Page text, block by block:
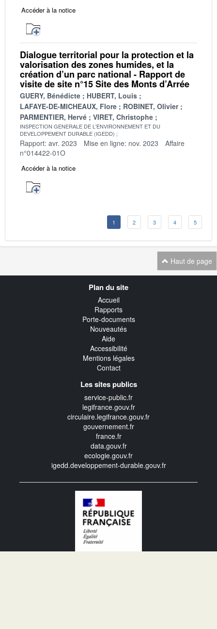
Accéder à la notice
Dialogue territorial pour la protection et la
valorisation des zones humides, et la
création d’un parc national - Rapport de
visite de site n°15 Site des Monts d’Arrée
GUERY, Bénédicte
HUBERT, Louis
LAFAYE-DE-MICHEAUX, Flore
ROBINET, Olivier
PARMENTIER, Hervé
VIRET, Christophe
INSPECTION GENERALE DE L'ENVIRONNEMENT ET DU
DEVELOPPEMENT DURABLE (IGEDD)
Rapport: avr. 2023 Mise en ligne: nov. 2023
Affaire
n°014422-01O
Accéder à la notice
1 2 3 4 5
Haut de page
Plan du site
Accueil
Rapports
Porte-documents
Nouveautés
Aide
Accessibilité
Mentions légales
Contact
Les sites publics
service-public.fr
legifrance.gouv.fr
circulaire.legifrance.gouv.fr
gouvernement.fr
france.fr
data.gouv.fr
ecologie.gouv.fr
igedd.developpement-durable.gouv.fr